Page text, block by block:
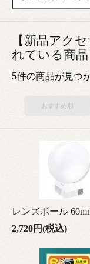
【新品アク
れている商品
5件の商品が見つ
おすすめ順
レンズボール
2,720円(税込)